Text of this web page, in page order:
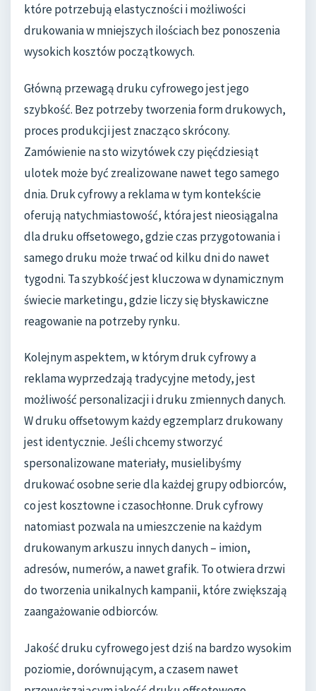
które potrzebują elastyczności i możliwości
drukowania w mniejszych ilościach bez ponoszenia
wysokich kosztów początkowych.
Główną przewagą druku cyfrowego jest jego
szybkość. Bez potrzeby tworzenia form drukowych,
proces produkcji jest znacząco skrócony.
Zamówienie na sto wizytówek czy pięćdziesiąt
ulotek może być zrealizowane nawet tego samego
dnia. Druk cyfrowy a reklama w tym kontekście
oferują natychmiastowość, która jest nieosiągalna
dla druku offsetowego, gdzie czas przygotowania i
samego druku może trwać od kilku dni do nawet
tygodni. Ta szybkość jest kluczowa w dynamicznym
świecie marketingu, gdzie liczy się błyskawiczne
reagowanie na potrzeby rynku.
Kolejnym aspektem, w którym druk cyfrowy a
reklama wyprzedzają tradycyjne metody, jest
możliwość personalizacji i druku zmiennych danych.
W druku offsetowym każdy egzemplarz drukowany
jest identycznie. Jeśli chcemy stworzyć
spersonalizowane materiały, musielibyśmy
drukować osobne serie dla każdej grupy odbiorców,
co jest kosztowne i czasochłonne. Druk cyfrowy
natomiast pozwala na umieszczenie na każdym
drukowanym arkuszu innych danych – imion,
adresów, numerów, a nawet grafik. To otwiera drzwi
do tworzenia unikalnych kampanii, które zwiększają
zaangażowanie odbiorców.
Jakość druku cyfrowego jest dziś na bardzo wysokim
poziomie, dorównującym, a czasem nawet